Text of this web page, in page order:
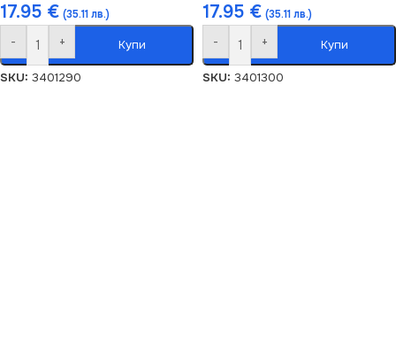
17.95 € (35.11 лв.)
- + Купи
SKU: 3401290
17.95 € (35.11 лв.)
- + Купи
SKU: 3401300